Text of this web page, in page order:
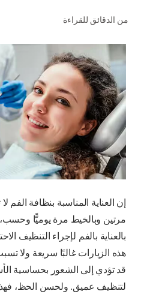
من الدقائق للقراءة
إن العناية المناسبة بنظافة الفم
مرتين وبالخيط مرة يوميًّا وحسب،
بالعناية بالفم لإجراء التنظيف
هذه الزيارات غالبًا سريعة ولا
قد تؤدي إلى الشعور بحساسية
لتنظيف عميق. ولحسن الحظ،